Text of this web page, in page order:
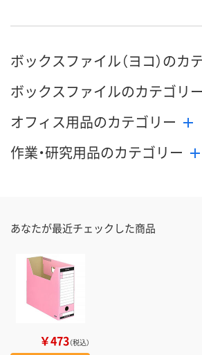
ボックスファイル（ヨコ）のカ
ボックスファイルのカテゴリー
オフィス用品のカテゴリー
作業・研究用品のカテゴリー
あなたが最近チェックした商品
￥473（税込）